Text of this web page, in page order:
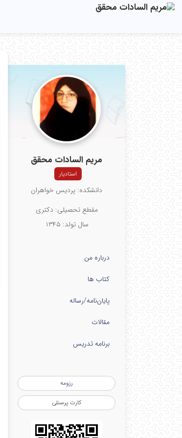
مریم السادات محقق
استادیار
دانشکده: پردیس خواهران
مقطع تحصیلی: دکتری
سال تولد: ۱۳۴۵
درباره من
کتاب ها
پایان‌نامه‌/رساله
مقالات
برنامه تدریس
رزومه
کارت پرسنلی